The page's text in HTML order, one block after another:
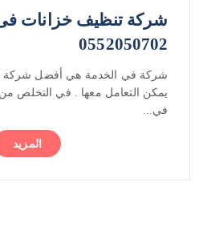
شركة تنظيف خزانات
0552050702
شركة في الخدمة هي أفضل شركة
يمكن التعامل معها . في التخلص
في...
المزيد